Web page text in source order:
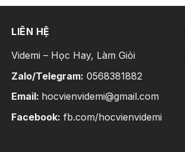
LIÊN HỆ
Videmi – Học Hay, Làm Giỏi
Zalo/Telegram: 0568381882
Email: hocvienvidemi@gmail.com
Facebook: fb.com/hocvienvidemi